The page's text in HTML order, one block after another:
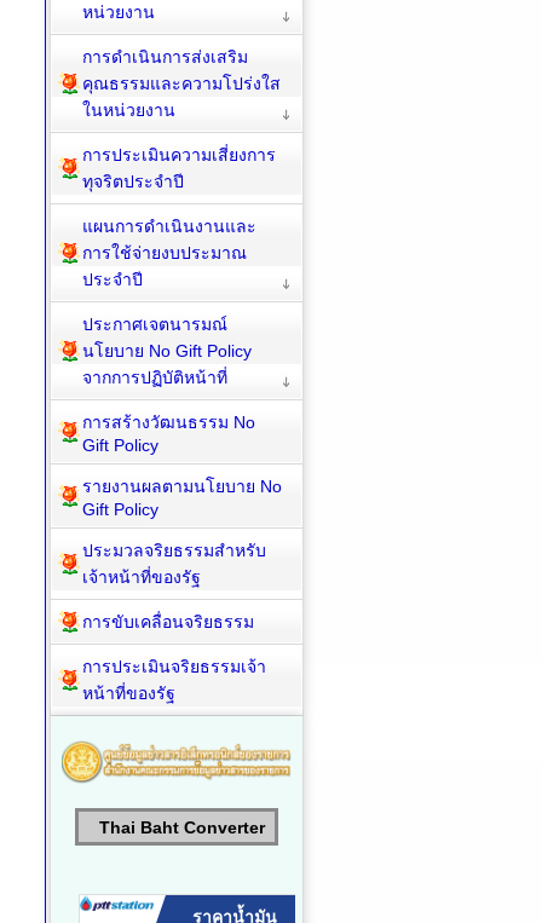
หน่วยงาน
การดำเนินการส่งเสริม
คุณธรรมและความโปร่งใส
ในหน่วยงาน
การประเมินความเสี่ยงการ
ทุจริตประจำปี
แผนการดำเนินงานและ
การใช้จ่ายงบประมาณ
ประจำปี
ประกาศเจตนารมณ์
นโยบาย No Gift Policy
จากการปฏิบัติหน้าที่
การสร้างวัฒนธรรม No
Gift Policy
รายงานผลตามนโยบาย No
Gift Policy
ประมวลจริยธรรมสำหรับ
เจ้าหน้าที่ของรัฐ
การขับเคลื่อนจริยธรรม
การประเมินจริยธรรมเจ้า
หน้าที่ของรัฐ
Thai Baht Converter